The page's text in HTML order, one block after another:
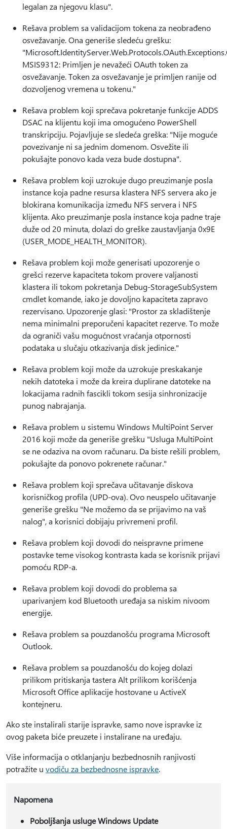
legalan za njegovu klasu".
Rešava problem sa validacijom tokena za neobrađeno
osvežavanje. Ona generiše sledeću grešku:
MSIS9312: Primljen je nevažeći OAuth token za
osvežavanje. Token za osvežavanje je primljen ranije od
dozvoljenog vremena u tokenu."
Rešava problem koji sprečava pokretanje funkcije ADDS
DSAC na klijentu koji ima omogućeno PowerShell
transkripciju. Pojavljuje se sledeća greška: "Nije moguće
povezivanje ni sa jednim domenom. Osvežite ili
pokušajte ponovo kada veza bude dostupna".
Rešava problem koji uzrokuje dugo preuzimanje posla
instance koja padne resursa klastera NFS servera ako je
blokirana komunikacija između NFS servera i NFS
klijenta. Ako preuzimanje posla instance koja padne traje
duže od 20 minuta, dolazi do greške zaustavljanja 0x9E
(USER_MODE_HEALTH_MONITOR).
Rešava problem koji može generisati upozorenje o
grešci rezerve kapaciteta tokom provere valjanosti
klastera ili tokom pokretanja Debug-StorageSubSystem
cmdlet komande, iako je dovoljno kapaciteta zapravo
rezervisano. Upozorenje glasi: "Prostor za skladištenje
nema minimalni preporučeni kapacitet rezerve. To može
da ograniči vašu mogućnost vraćanja otpornosti
podataka u slučaju otkazivanja disk jedinice."
Rešava problem koji može da uzrokuje preskakanje
nekih datoteka i može da kreira duplirane datoteke na
lokacijama radnih fascikli tokom sesija sinhronizacije
punog nabrajanja.
Rešava problem u sistemu Windows MultiPoint Server
2016 koji može da generiše grešku "Usluga MultiPoint
se ne odaziva na ovom računaru. Da biste rešili problem,
pokušajte da ponovo pokrenete računar."
Rešava problem koji sprečava učitavanje diskova
korisničkog profila (UPD-ova). Ovo neuspelo učitavanje
generiše grešku "Ne možemo da se prijavimo na vaš
nalog", a korisnici dobijaju privremeni profil.
Rešava problem koji dovodi do neispravne primene
postavke teme visokog kontrasta kada se korisnik prijavi
pomoću RDP-a.
Rešava problem koji dovodi do problema sa
uparivanjem kod Bluetooth uređaja sa niskim nivoom
energije.
Rešava problem sa pouzdanošću programa Microsoft
Outlook.
Rešava problem sa pouzdanošću do kojeg dolazi
prilikom pritiskanja tastera Alt prilikom korišćenja
Microsoft Office aplikacije hostovane u ActiveX
kontejneru.
Ako ste instalirali starije ispravke, samo nove ispravke iz
ovog paketa biće preuzete i instalirane na uređaju.
Više informacija o otklanjanju bezbednosnih ranjivosti
potražite u vodiču za bezbednosne ispravke.
Napomena
Poboljšanja usluge Windows Update